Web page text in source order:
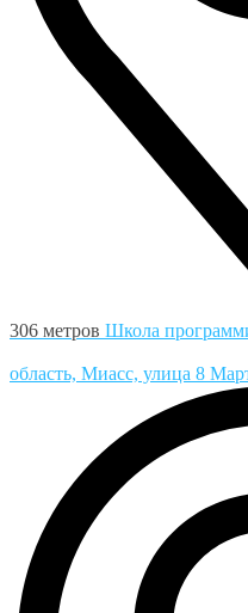
306 метров Школа
область, Миасс, улица 8